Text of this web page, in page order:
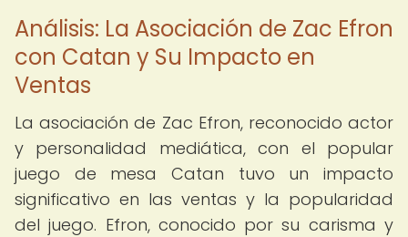
Análisis: La Asociación de Zac Efron
con Catan y Su Impacto en
Ventas
La asociación de Zac Efron, reconocido actor
y personalidad mediática, con el popular
juego de mesa Catan tuvo un impacto
significativo en las ventas y la popularidad
del juego. Efron, conocido por su carisma y